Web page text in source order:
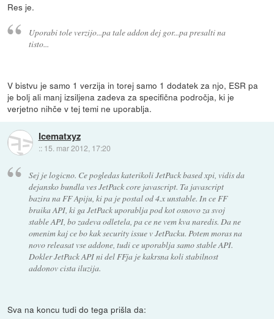
Res je.
Uporabi tole verzijo...pa tale addon dej gor...pa presalti na
tisto...
V bistvu je samo 1 verzija in torej samo 1 dodatek za njo, ESR pa
je bolj ali manj izsiljena zadeva za specifična področja, ki je
verjetno nihče v tej temi ne uporablja.
Icematxyz
:: 15. mar 2012, 17:20
Sej je logicno. Ce pogledas katerikoli JetPack based xpi, vidis da
dejansko bundla ves JetPack core javascript. Ta javascript
bazira na FF Apiju, ki pa je postal od 4.x unstable. In ce FF
braika API, ki ga JetPack uporablja pod kot osnovo za svoj
stable API, bo zadeva odletela, pa ce ne vem kva naredis. Da ne
omenim kaj ce bo kak security issue v JetPacku. Potem moras na
novo releasat vse addone, tudi ce uporablja samo stable API.
Dokler JetPack API ni del FFja je kakrsna koli stabilnost
addonov cista iluzija.
Sva na koncu tudi do tega prišla da: